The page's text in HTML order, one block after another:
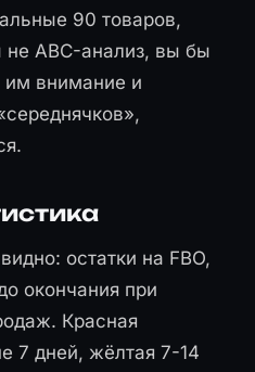
90 товаров,
ABC-анализ, вы бы
им внимание и
остатки на FBO,
окончания при
Красная
7 дней, жёлтая 7-14